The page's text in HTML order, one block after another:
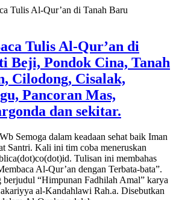
Tulis Al-Qur’an di Tanah Baru
Tulis Al-Qur’an di
Beji, Pondok Cina, Tanah
Cilodong, Cisalak,
Pancoran Mas,
dan sekitar.
Semoga dalam keadaan sehat baik Iman
Santri. Kali ini tim coba meneruskan
Tulisan ini membahas
Al-Qur’an dengan Terbata-bata”.
“Himpunan Fadhilah Amal” karya
al-Kandahlawi Rah.a. Disebutkan